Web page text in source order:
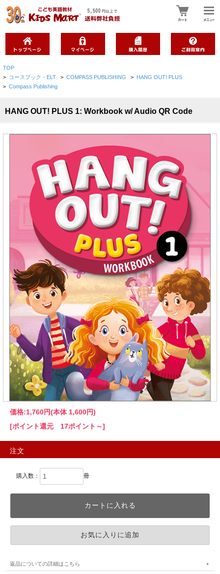
TOP
> コースブック・ELT > COMPASS PUBLISHING > HANG OUT! PLUS
> Compass Publishing
HANG OUT! PLUS 1: Workbook w/ Audio QR Code
価格:1,760円(本体 1,600円)
[ポイント還元 17ポイント～]
注文
購入数： 冊
返品についての詳細はこちら